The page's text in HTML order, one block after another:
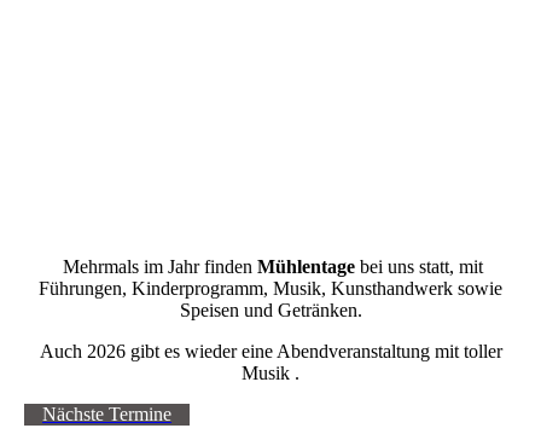
Mehrmals im Jahr finden Mühlentage bei uns statt, mit
Führungen, Kinderprogramm, Musik, Kunsthandwerk sowie
Speisen und Getränken.
Auch 2026 gibt es wieder eine Abendveranstaltung mit toller
Musik .
Nächste Termine